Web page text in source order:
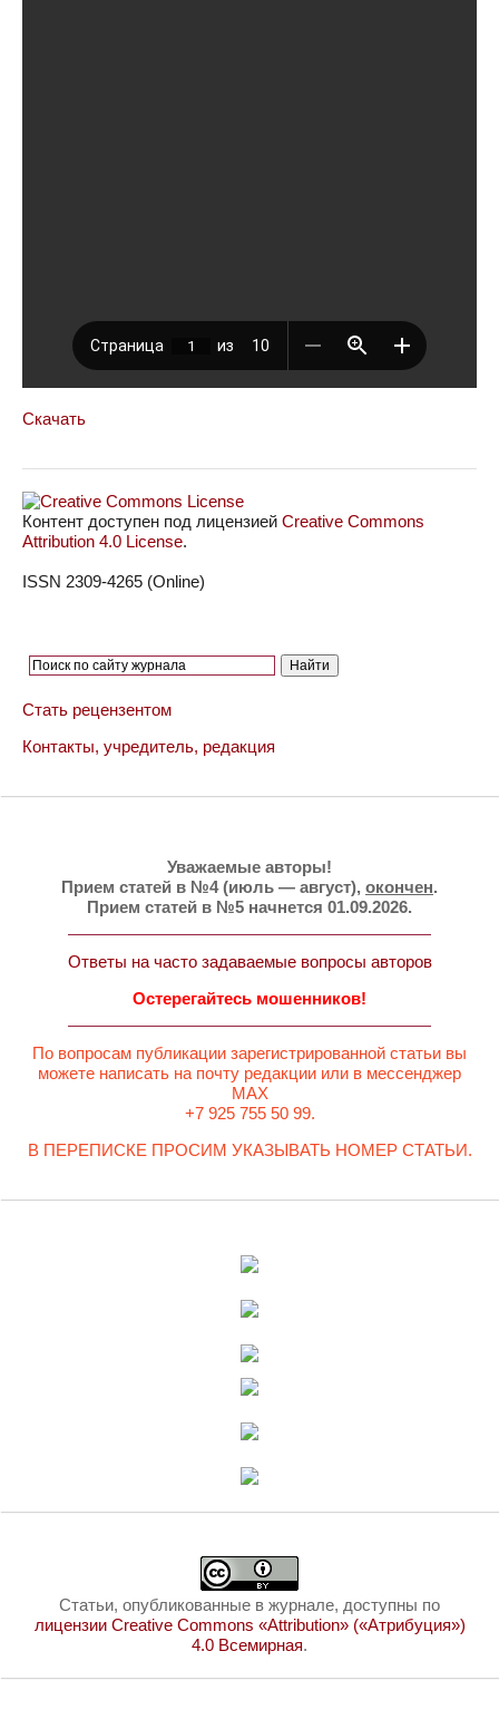
Скачать
Контент доступен под лицензией Creative Commons
Attribution 4.0 License.
ISSN 2309-4265 (Online)
Стать рецензентом
Контакты, учредитель, редакция
Уважаемые авторы!
Прием статей в №4 (июль — август), окончен.
Прием статей в №5 начнется 01.09.2026.
Ответы на часто задаваемые вопросы авторов
Остерегайтесь мошенников!
По вопросам публикации зарегистрированной статьи вы
можете написать на почту редакции или в мессенджер
MAX
+7 925 755 50 99.
В ПЕРЕПИСКЕ ПРОСИМ УКАЗЫВАТЬ НОМЕР СТАТЬИ.
Статьи, опубликованные в журнале, доступны по
лицензии Creative Commons «Attribution» («Атрибуция»)
4.0 Всемирная.